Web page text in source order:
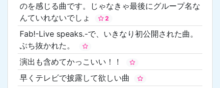
のを感じる曲です。じゃなきゃ最後にグループ名な
んていれないでしょ
2
Fab!-Live speaks.-で、いきなり初公開された曲。
ぶち抜かれた。
演出も含めてかっこいい！！
早くテレビで披露して欲しい曲